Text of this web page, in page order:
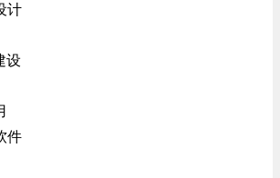
计
设
件